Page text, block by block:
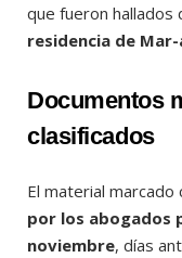
que fueron hallados
residencia de
Documentos
clasificados
El material marcado
por los abogados
noviembre, días